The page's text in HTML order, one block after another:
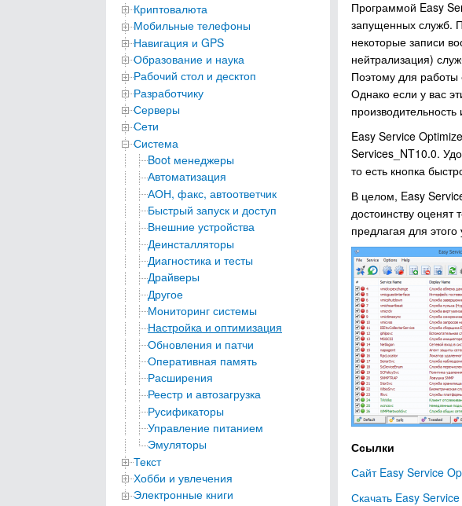
Криптовалюта
Мобильные телефоны
Навигация и GPS
Образование и наука
Рабочий стол и десктоп
Разработчику
Серверы
Сети
Система
Boot менеджеры
Автоматизация
АОН, факс, автоответчик
Быстрый запуск и доступ
Внешние устройства
Деинсталляторы
Диагностика и тесты
Драйверы
Другое
Мониторинг системы
Настройка и оптимизация
Обновления и патчи
Оперативная память
Расширения
Реестр и автозагрузка
Русификаторы
Управление питанием
Эмуляторы
Текст
Хобби и увлечения
Электронные книги
Программой Easy
запущенных служб.
некоторые записи
нейтрализация)
Поэтому для работы
Однако если у вас
Easy Service
Services_NT10.0.
то есть кнопка
В целом, Easy
достоинству оценят
предлагая для
Ссылки
Сайт Easy Service
Скачать Easy